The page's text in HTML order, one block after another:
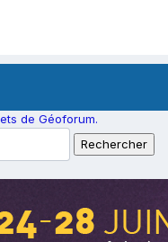
de Géoforum.